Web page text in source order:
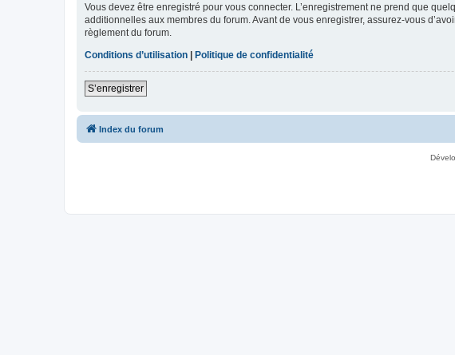
Vous devez être enregistré pour vous connecter. L’enregistrement ne prend que
additionnelles aux membres du forum. Avant de vous enregistrer, assurez-vous
règlement du forum.
Conditions d’utilisation | Politique de confidentialité
S’enregistrer
Index du forum